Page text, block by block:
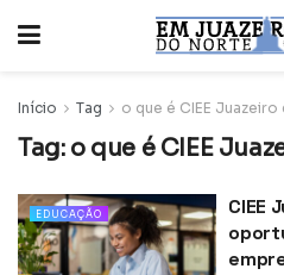
Início Tag o que é CIEE
Tag: o que é CIEE
EDUCAÇÃO
CIEE